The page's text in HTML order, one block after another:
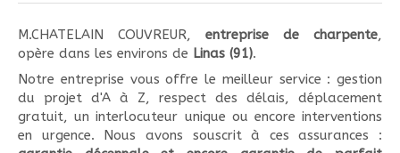
M.CHATELAIN COUVREUR, entreprise de charpente,
opère dans les environs de Linas (91).
Notre entreprise vous offre le meilleur service : gestion
du projet d'A à Z, respect des délais, déplacement
gratuit, un interlocuteur unique ou encore interventions
en urgence. Nous avons souscrit à ces assurances :